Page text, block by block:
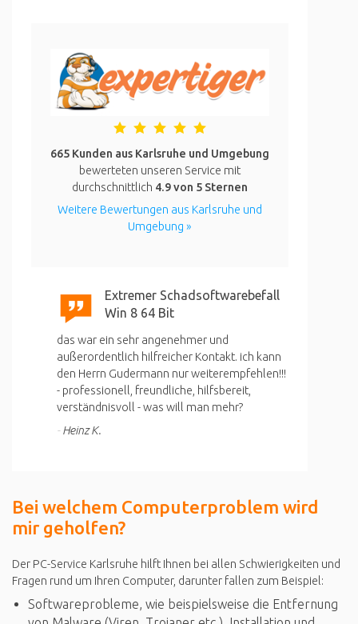
665 Kunden aus Karlsruhe und Umgebung
bewerteten unseren Service mit
durchschnittlich 4.9von 5 Sternen
Weitere Bewertungen aus Karlsruhe und
Umgebung »
Extremer Schadsoftwarebefall
Win 8 64 Bit
das war ein sehr angenehmer und
außerordentlich hilfreicher Kontakt. ich kann
den Herrn Gudermann nur weiterempfehlen!!!
- professionell, freundliche, hilfsbereit,
verständnisvoll - was will man mehr?
Heinz K.
Bei welchem Computerproblem wird
mir geholfen?
Der PC-Service Karlsruhe hilft Ihnen bei allen Schwierigkeiten und
Fragen rund um Ihren Computer, darunter fallen zum Beispiel:
Softwareprobleme, wie beispielsweise die Entfernung